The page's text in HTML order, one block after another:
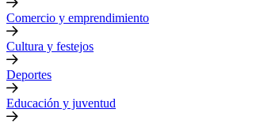
Comercio y emprendimiento
Cultura y festejos
Deportes
Educación y juventud